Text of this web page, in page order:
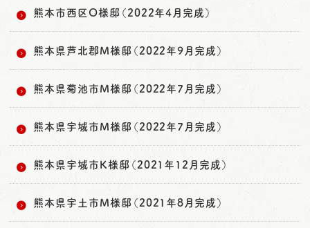
熊本市西区O様邸（2022年4月完成）
熊本県芦北郡M様邸（2022年9月完成）
熊本県菊池市M様邸（2022年7月完成）
熊本県宇城市M様邸（2022年7月完成）
熊本県宇城市K様邸（2021年12月完成）
熊本県宇土市M様邸（2021年8月完成）